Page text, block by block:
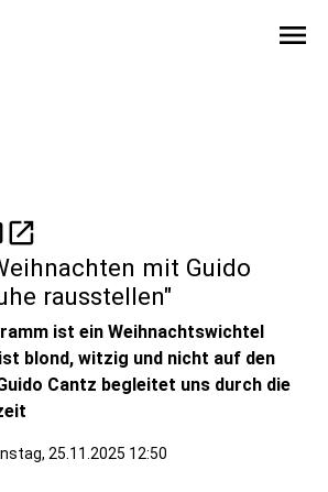
menu
open_in_new
mit Guido
rausstellen"
ist ein Weihnachtswichtel
blond, witzig und nicht auf den
Cantz begleitet uns durch die
25.11.2025 12:50